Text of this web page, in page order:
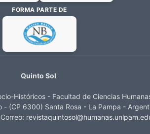
FORMA PARTE DE
Quinto Sol
Históricos - Facultad de Ciencias
- (CP 6300) Santa Rosa - La Pampa -